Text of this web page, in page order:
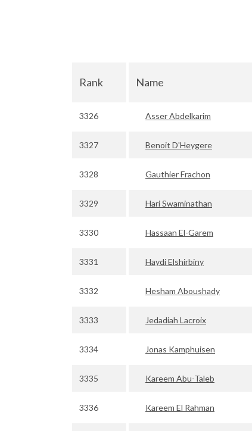
Rank Name
3326 Asser Abdelkarim
3327 Benoit D'Heygere
3328 Gauthier Frachon
3329 Hari Swaminathan
3330 Hassaan El-Garem
3331 Haydi Elshirbiny
3332 Hesham Aboushady
3333 Jedadiah Lacroix
3334 Jonas Kamphuisen
3335 Kareem Abu-Taleb
3336 Kareem El Rahman